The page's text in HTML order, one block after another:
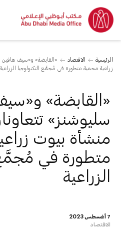
الرئيسية الاقتصاد
«القابضة» و«سيف هافين
زراعية محمية متطورة في مُجمَّع التكنولوجيا الزراعية
7 أغسطس 2023
الاقتصاد
«القابضة»
سليوشنز»
منشأة بيوت
متطورة في مُجمَّع
الزراعية